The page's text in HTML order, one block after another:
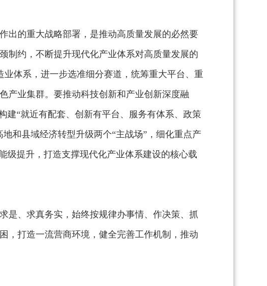
出的重大战略部署，是推动高质量发展的必然要
制约，不断提升现代化产业体系对高质量发展的
体系，进一步选准细分赛道，统筹重大平台、重
产业集群。要推动科技创新和产业创新深度融
建“就近有配套、创新有平台、服务有体系、政策
和县域经济转型升级两个“主战场”，细化重点产
级提升，打造支撑现代化产业体系建设的核心载
是、求真务实，始终按规律办事情、作决策、抓
，打造一流营商环境，健全完善工作机制，推动